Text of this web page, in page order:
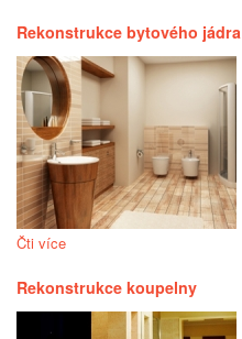
Rekonstrukce bytového jádra
Čti více
Rekonstrukce koupelny